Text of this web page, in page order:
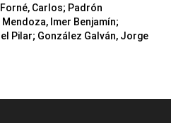
Carlos; Padrón
Imer Benjamín;
Pilar; González Galván, Jorge